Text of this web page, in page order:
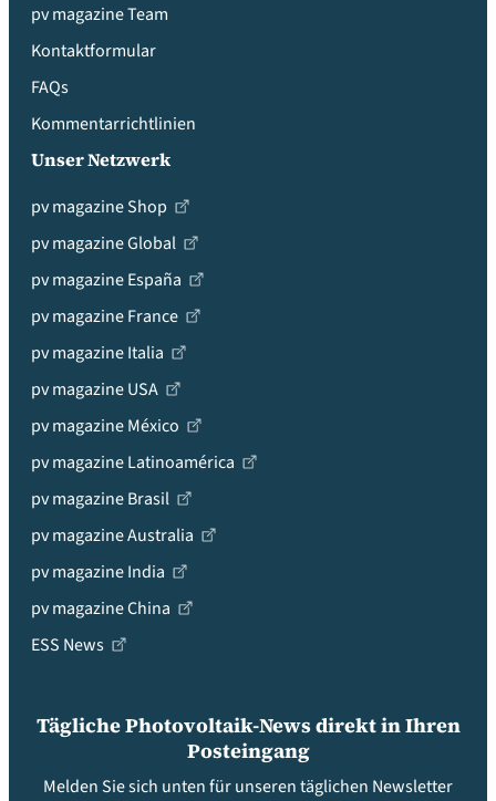
pv magazine Team
Kontaktformular
FAQs
Kommentarrichtlinien
Unser Netzwerk
pv magazine Shop
pv magazine Global
pv magazine España
pv magazine France
pv magazine Italia
pv magazine USA
pv magazine México
pv magazine Latinoamérica
pv magazine Brasil
pv magazine Australia
pv magazine India
pv magazine China
ESS News
Tägliche Photovoltaik-News direkt in Ihren
Posteingang
Melden Sie sich unten für unseren täglichen Newsletter